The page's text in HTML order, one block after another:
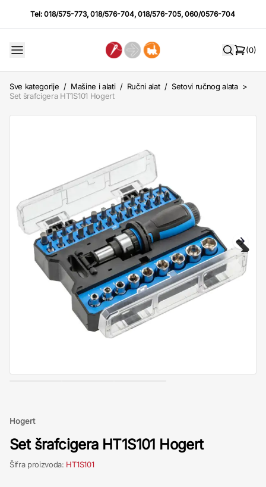
Tel:018/575-773,018/576-704,018/576-705,060/0576-704
(0)
Sve kategorije / Mašine i alati / Ručni alat / Setovi ručnog alata >
Set šrafcigera HT1S101 Hogert
Hogert
Set šrafcigera HT1S101 Hogert
Šifra proizvoda: HT1S101